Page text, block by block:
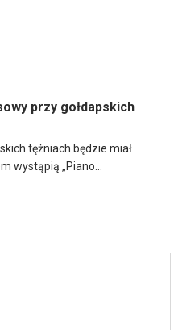
przy gołdapskich
tężniach będzie miał
wystąpią „Piano...